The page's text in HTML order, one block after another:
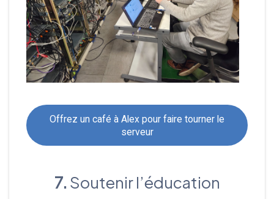
Offrez un café à Alex pour faire tourner le
serveur
7. Soutenir l’éducation